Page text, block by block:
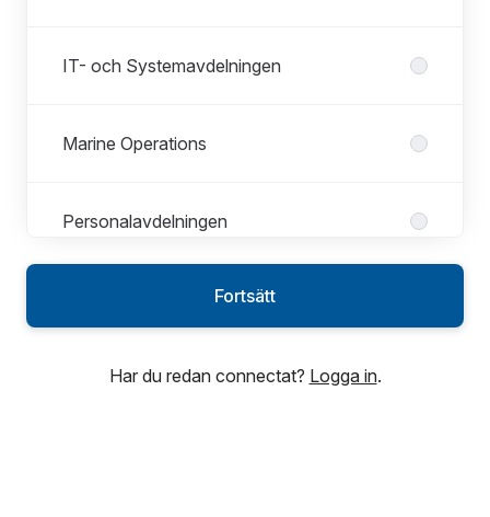
IT- och Systemavdelningen
Marine Operations
Personalavdelningen
Fortsätt
Har du redan connectat? Logga in.